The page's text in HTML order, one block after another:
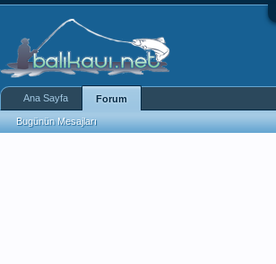
Ana Sayfa Forum
Bugünün Mesajları